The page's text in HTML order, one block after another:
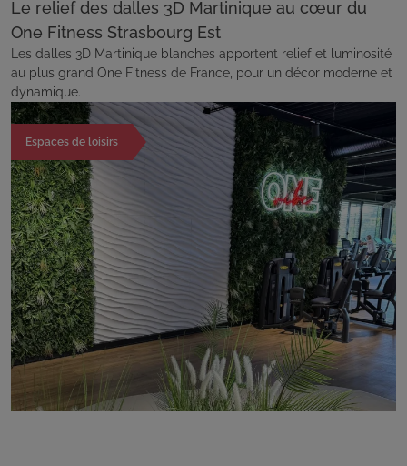
Le relief des dalles 3D Martinique au cœur du
One Fitness Strasbourg Est
Les dalles 3D Martinique blanches apportent relief et luminosité
au plus grand One Fitness de France, pour un décor moderne et
dynamique.
Espaces de loisirs